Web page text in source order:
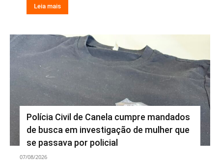
Leia mais
Polícia Civil de Canela cumpre mandados
de busca em investigação de mulher que
se passava por policial
07/08/2026